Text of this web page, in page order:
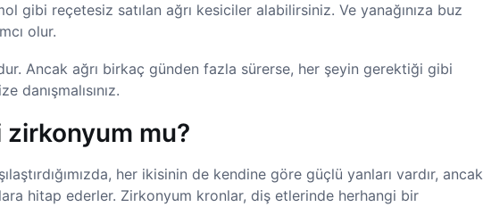
gibi reçetesiz satılan ağrı kesiciler alabilirsiniz. Ve yanağınıza buz
olur.
Ancak ağrı birkaç günden fazla sürerse, her şeyin gerektiği gibi
danışmalısınız.
mu?
her ikisinin de kendine göre güçlü yanları vardır, ancak
hitap ederler. Zirkonyum kronlar, diş etlerinde herhangi bir